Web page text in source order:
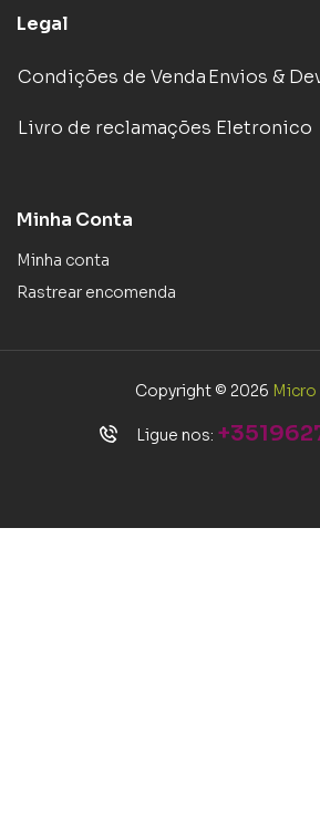
Legal
Condições de VendaEnvios &
Livro de reclamações Eletronico
Minha Conta
Minha conta
Rastrear encomenda
Copyright © 2026
Ligue nos: